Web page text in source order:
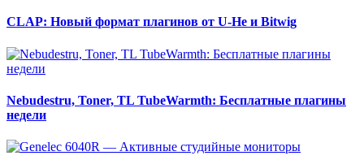
CLAP: Новый формат плагинов от U-He и Bitwig
Nebudestru, Toner, TL TubeWarmth: Бесплатные плагины
недели